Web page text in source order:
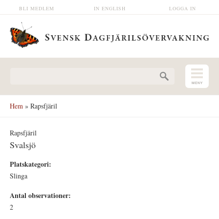
Hoppa till huvudinnehåll LOGGA IN
IN ENGLISH
BLI MEDLEM
Hem » Rapsfjäril
Rapsfjäril
Svalsjö
Platskategori:
Slinga
Antal observationer:
2